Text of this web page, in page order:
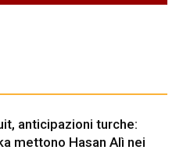
anticipazioni turche:
mettono Hasan Alì nei